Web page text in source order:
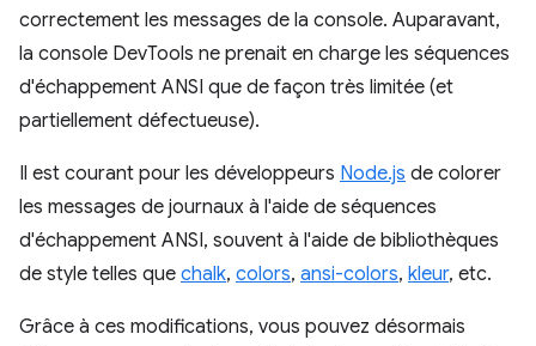
correctement les messages de la console. Auparavant,
la console DevTools ne prenait en charge les séquences
d'échappement ANSI que de façon très limitée (et
partiellement défectueuse).
Il est courant pour les développeurs Node.js de colorer
les messages de journaux à l'aide de séquences
d'échappement ANSI, souvent à l'aide de bibliothèques
de style telles que chalk, colors, ansi-colors, kleur, etc.
Grâce à ces modifications, vous pouvez désormais